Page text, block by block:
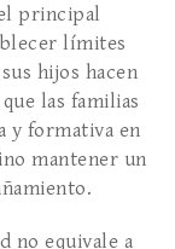
principal
límites
hijos hacen
las familias
y formativa en
mantener un
no equivale a